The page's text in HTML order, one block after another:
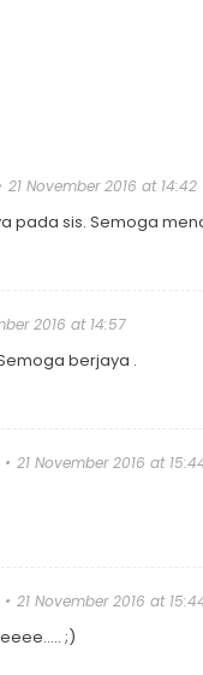
21 November 2016 at 14:42
pada sis. Semoga
2016 at 14:57
berjaya .
21 November 2016 at
21 November 2016 at
;)